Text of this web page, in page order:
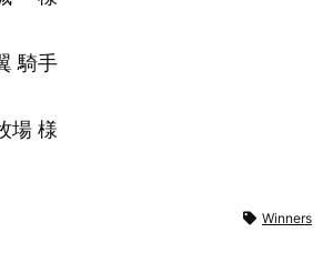
騎手
場 様
Winners